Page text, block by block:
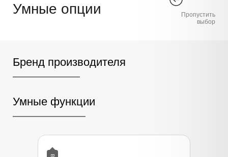
Умные опции
Пропустить
выбор
Бренд производителя
Умные функции